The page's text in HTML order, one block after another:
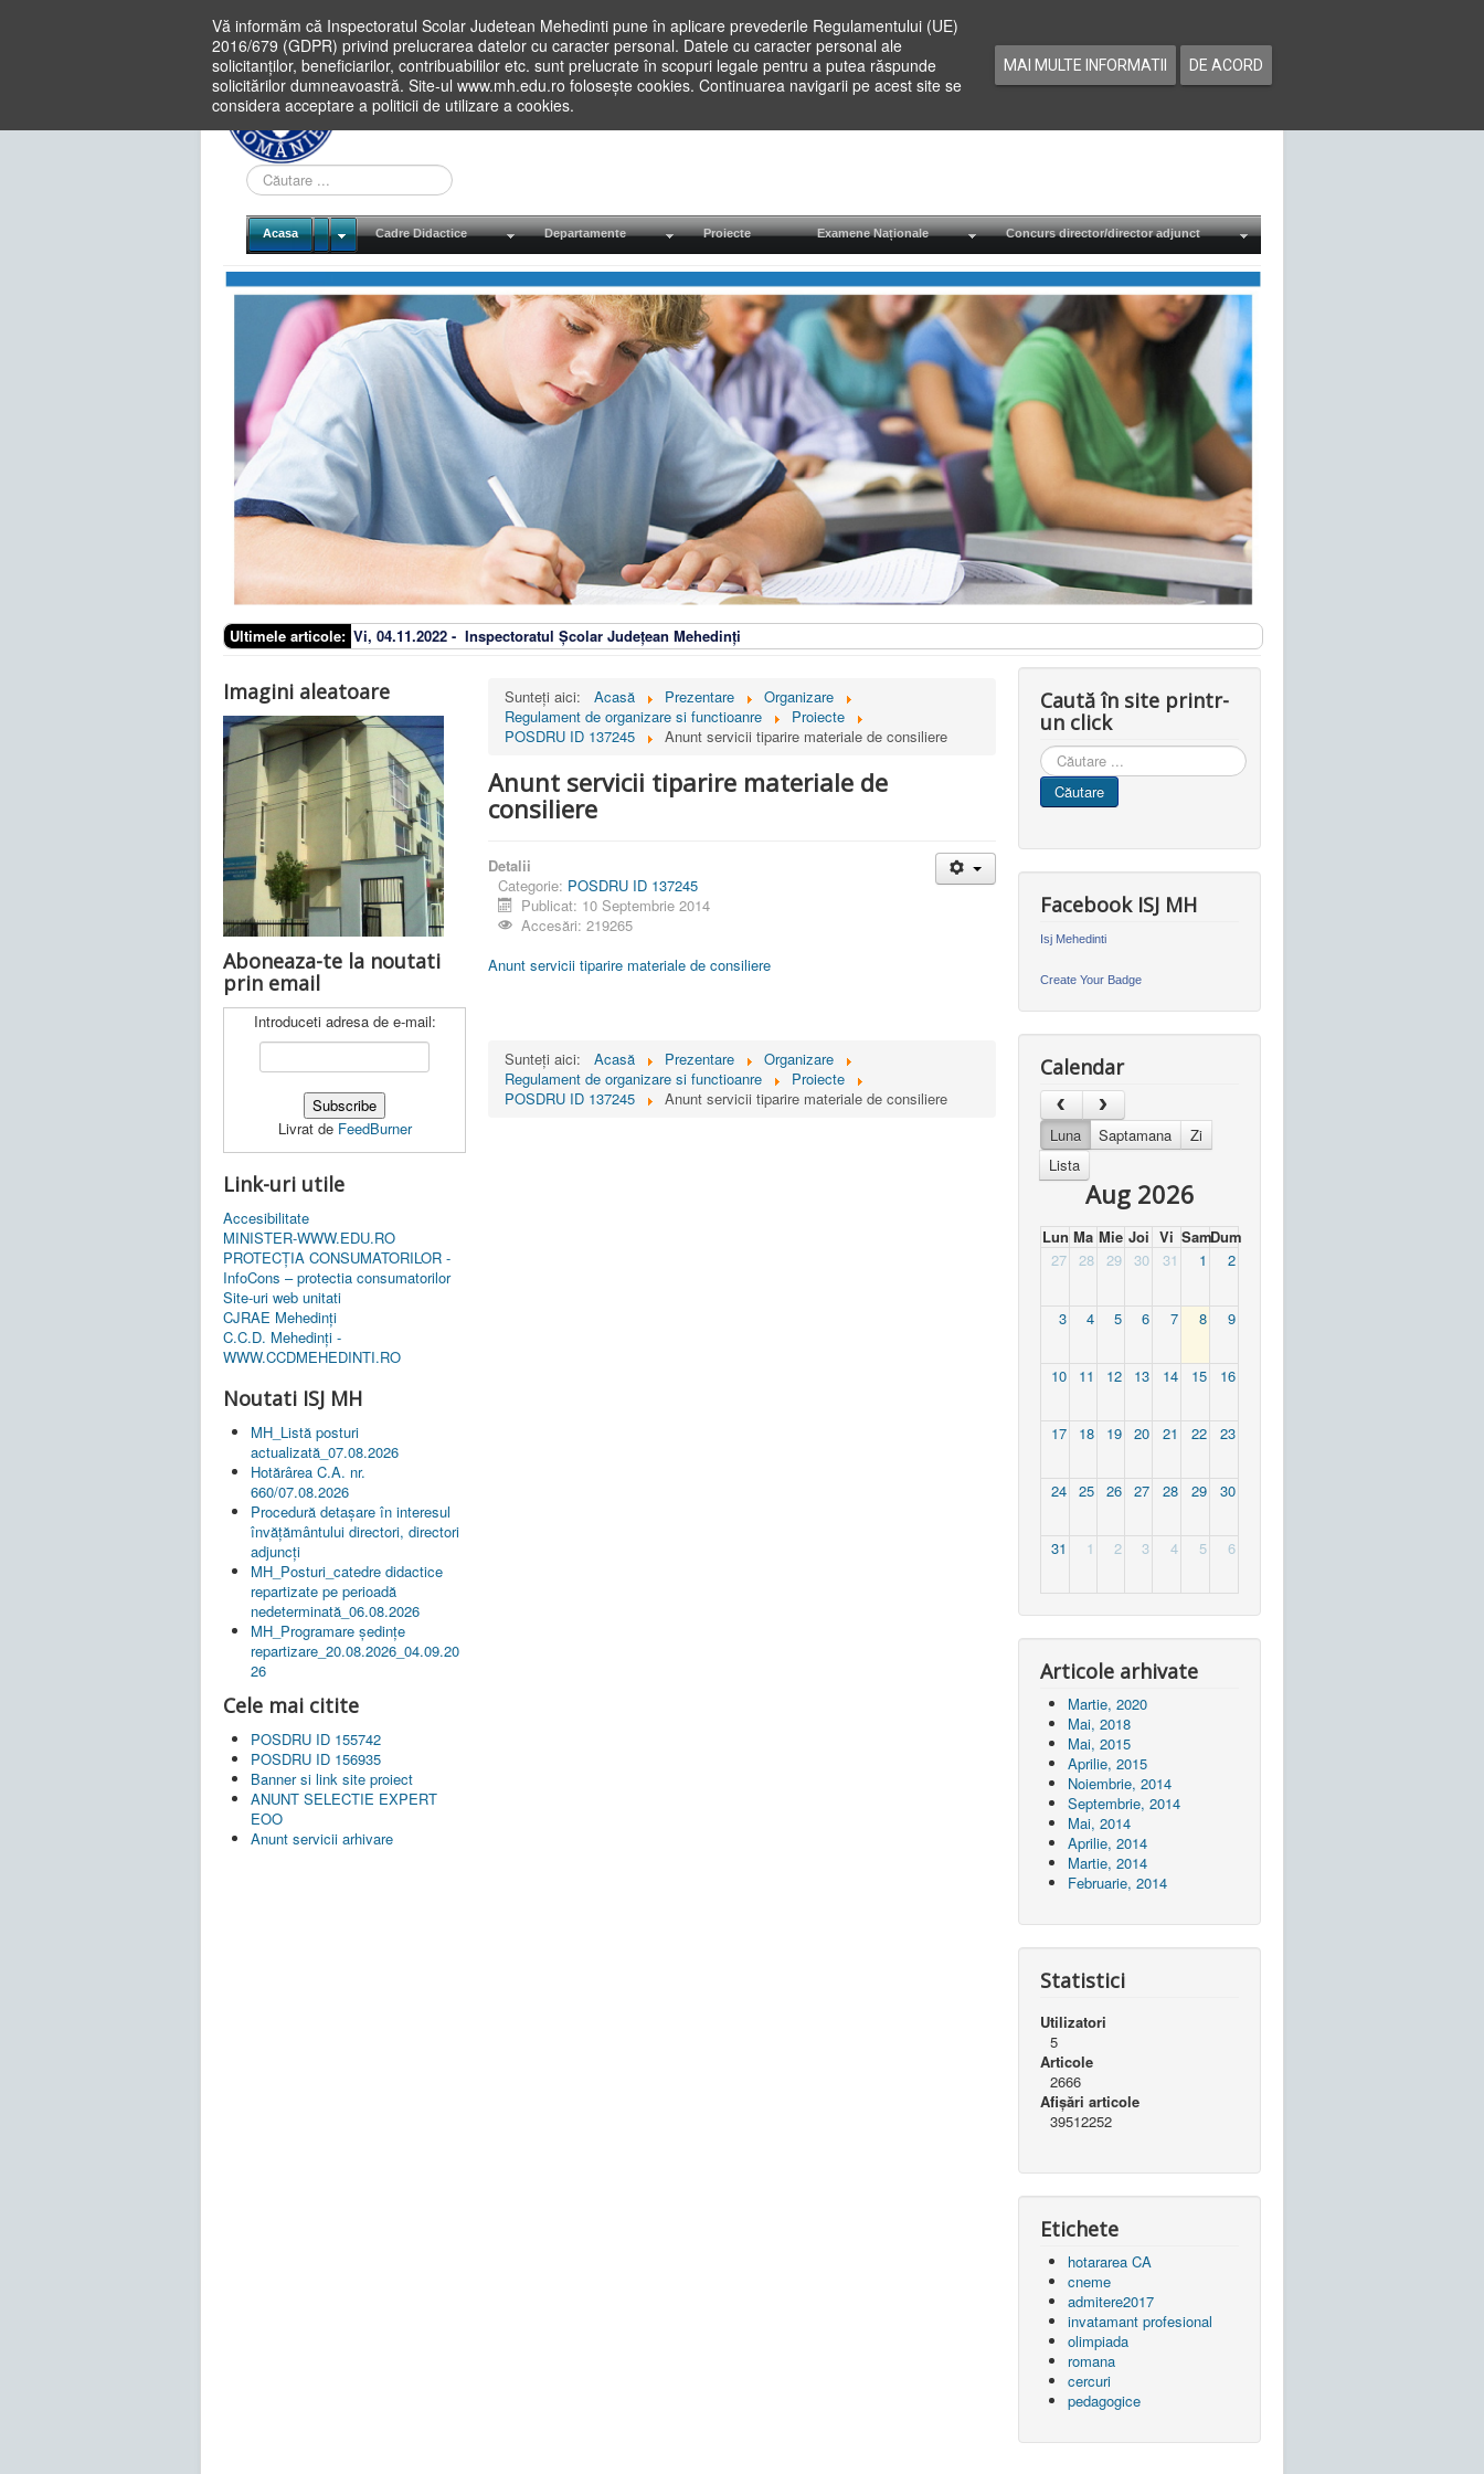
Vă informăm că Inspectoratul Scolar Judetean Mehedinti pune în aplicare prevederile Regulamentului (UE)
2016/679 (GDPR) privind prelucrarea datelor cu caracter personal. Datele cu caracter personal ale
solicitanților, beneficiarilor, contribuabililor etc. sunt prelucrate în scopuri legale pentru a putea răspunde
solicitărilor dumneavoastră. Site-ul www.mh.edu.ro folosește cookies. Continuarea navigarii pe acest site se
considera acceptare a politicii de utilizare a cookies.
MAI MULTE INFORMATII DE ACORD
Cauta
in
site
Acasa Cadre Didactice Departamente Proiecte Examene Naționale Concurs director/director adjunct
Ultimele articole: Vi, 04.11.2022 - Inspectoratul Școlar Județean Mehedinți
Imagini aleatoare
Aboneaza-te la noutati
prin email
Introduceti adresa de e-mail:
Livrat de FeedBurner
Link-uri utile
Accesibilitate
MINISTER-WWW.EDU.RO
PROTECȚIA CONSUMATORILOR -
InfoCons – protectia consumatorilor
Site-uri web unitati
CJRAE Mehedinți
C.C.D. Mehedinţi -
WWW.CCDMEHEDINTI.RO
Noutati ISJ MH
MH_Listă posturi
actualizată_07.08.2026
Hotărârea C.A. nr.
660/07.08.2026
Procedură detașare în interesul
învățământului directori, directori
adjuncți
MH_Posturi_catedre didactice
repartizate pe perioadă
nedeterminată_06.08.2026
MH_Programare ședințe
repartizare_20.08.2026_04.09.20
26
Cele mai citite
POSDRU ID 155742
POSDRU ID 156935
Banner si link site proiect
ANUNT SELECTIE EXPERT
EOO
Anunt servicii arhivare
Sunteți aici: Acasă Prezentare
Organizare
Regulament de organizare si functioanre
Proiecte
POSDRU ID 137245
Anunt servicii tiparire materiale de consiliere
Anunt servicii tiparire materiale de
consiliere
Detalii
Categorie: POSDRU ID 137245
Publicat: 10 Septembrie 2014
Accesări: 219265
Anunt servicii tiparire materiale de consiliere
Sunteți aici: Acasă Prezentare
Organizare
Regulament de organizare si functioanre
Proiecte
POSDRU ID 137245
Anunt servicii tiparire materiale de consiliere
Caută în site printr-
un click
Cauta
in
site
Căutare
Facebook ISJ MH
Isj Mehedinti
Create Your Badge
Calendar
Luna Saptamana
Zi
Lista
Aug 2026
Lun Ma Mie Joi Vi SamDum
27
28 29 30 31 1 2
3 4 5 6 7 8 9
10 11 12 13 14 15 16
17 18 19 20 21 22 23
24 25 26 27 28 29 30
31 1 2 3 4 5 6
Articole arhivate
Martie, 2020
Mai, 2018
Mai, 2015
Aprilie, 2015
Noiembrie, 2014
Septembrie, 2014
Mai, 2014
Aprilie, 2014
Martie, 2014
Februarie, 2014
Statistici
Utilizatori
5
Articole
2666
Afișări articole
39512252
Etichete
hotararea CA
cneme
admitere2017
invatamant profesional
olimpiada
romana
cercuri
pedagogice